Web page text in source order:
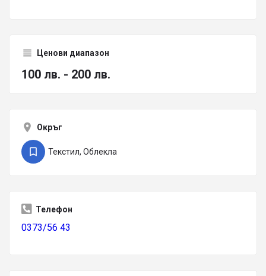
Ценови диапазон
100 лв. - 200 лв.
Окръг
Текстил, Облекла
Телефон
0373/56 43